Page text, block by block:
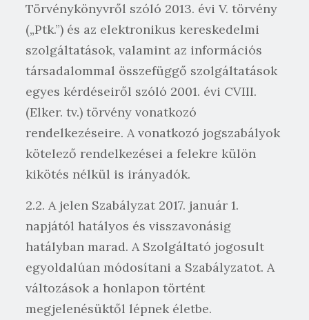
Törvénykönyvről szóló 2013. évi V. törvény
(„Ptk.”) és az elektronikus kereskedelmi
szolgáltatások, valamint az információs
társadalommal összefüggő szolgáltatások
egyes kérdéseiről szóló 2001. évi CVIII.
(Elker. tv.) törvény vonatkozó
rendelkezéseire. A vonatkozó jogszabályok
kötelező rendelkezései a felekre külön
kikötés nélkül is irányadók.
2.2. A jelen Szabályzat 2017. január 1.
napjától hatályos és visszavonásig
hatályban marad. A Szolgáltató jogosult
egyoldalúan módosítani a Szabályzatot. A
változások a honlapon történt
megjelenésüktől lépnek életbe.